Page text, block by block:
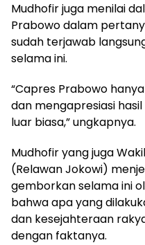
Mudhofir juga menilai
Prabowo dalam
sudah terjawab
selama ini.
“Capres Prabowo
dan mengapresiasi
luar biasa,” ungkapnya.
Mudhofir yang juga
(Relawan Jokowi)
gemborkan selama ini
bahwa apa yang
dan kesejahteraan
dengan faktanya.